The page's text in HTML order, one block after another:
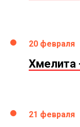
20 февраля
Хмелита
21 февраля